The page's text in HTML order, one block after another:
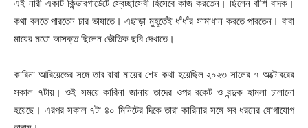
এই নারী একটি কিন্ডারগার্ডেটে স্বেচ্ছাসেবী হিসেবে কাজ করতেন। ছিলেন বাঁশি বাদক।
কথা বলতে পারতেন চার ভাষাতে। এছাড়া মুহূর্তেই ধাঁধাঁর সামাধান করতে পারতেন। বাবা
মায়ের মতো আসক্ত ছিলেন ভৌতিক ছবি দেখাতে।
কারিনা আরিয়েভের সঙ্গে তার বাবা মায়ের শেষ কথা হয়েছিল ২০২৩ সালের ৭ অক্টোবরের
সকাল ৭টায়। ওই সময়ে কারিনা জানায় তাদের ওপর রকেট ও বন্দুক হামলা চালানো
হয়েছে। এরপর সকাল ৭টা ৪০ মিনিটের দিকে তারা কারিনার সঙ্গে সব ধরনের যোগাযোগ